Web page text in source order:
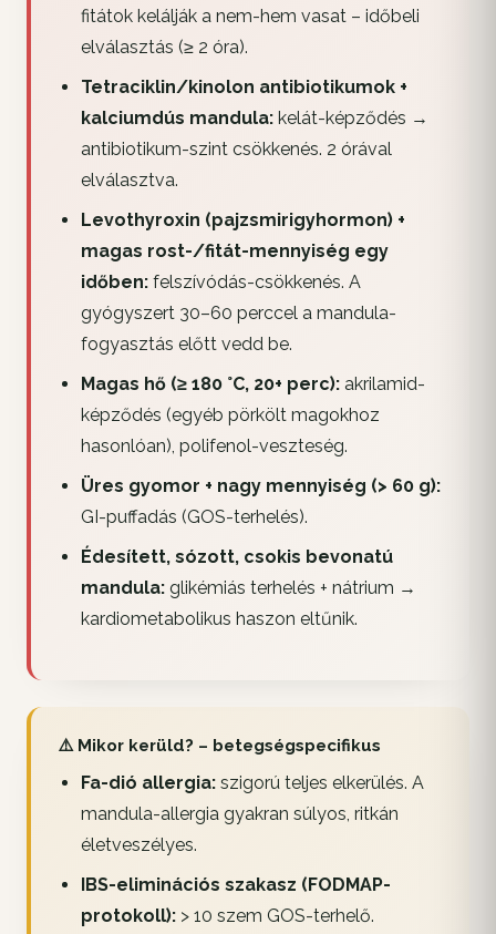
fitátok kelálják a nem-hem vasat – időbeli
elválasztás (≥ 2 óra).
Tetraciklin/kinolon antibiotikumok +
kalciumdús mandula:kelát-képződés →
antibiotikum-szint csökkenés. 2 órával
elválasztva.
Levothyroxin (pajzsmirigyhormon) +
magas rost-/fitát-mennyiség egy
időben:felszívódás-csökkenés. A
gyógyszert 30–60 perccel a mandula-
fogyasztás előtt vedd be.
Magas hő (≥ 180 °C, 20+ perc):akrilamid-
képződés (egyéb pörkölt magokhoz
hasonlóan), polifenol-veszteség.
Üres gyomor + nagy mennyiség (> 60 g):
GI-puffadás (GOS-terhelés).
Édesített, sózott, csokis bevonatú
mandula:glikémiás terhelés + nátrium →
kardiometabolikus haszon eltűnik.
⚠️ Mikor kerüld? – betegségspecifikus
Fa-dió allergia:szigorú teljes elkerülés. A
mandula-allergia gyakran súlyos, ritkán
életveszélyes.
IBS-eliminációs szakasz (FODMAP-
protokoll):> 10 szem GOS-terhelő.